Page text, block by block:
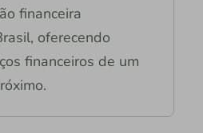
financeira
oferecendo
financeiros de um